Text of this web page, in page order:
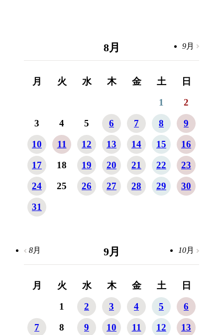
8月
月 火 水 木 金 土
日
1
2
3
4 5 6 7 8
9
10
11 12 13 14 15
16
17
18 19 20 21 22
23
24
25 26 27 28 29
30
31
9月
9月
月 火 水 木 金 土
日
1
2 3 4 5
6
7
8 9 10 11 12
13
8月 10月